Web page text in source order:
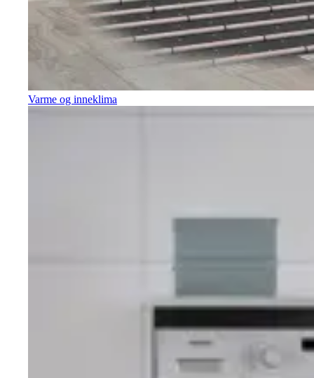
Varme og inneklima